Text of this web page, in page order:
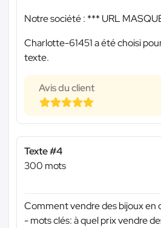
Notre société : *** URL
Charlotte-61451 a été choisi
texte.
Avis du client
Texte #4
300 mots
Comment vendre des bijoux en
- mots clés: à quel prix vendre